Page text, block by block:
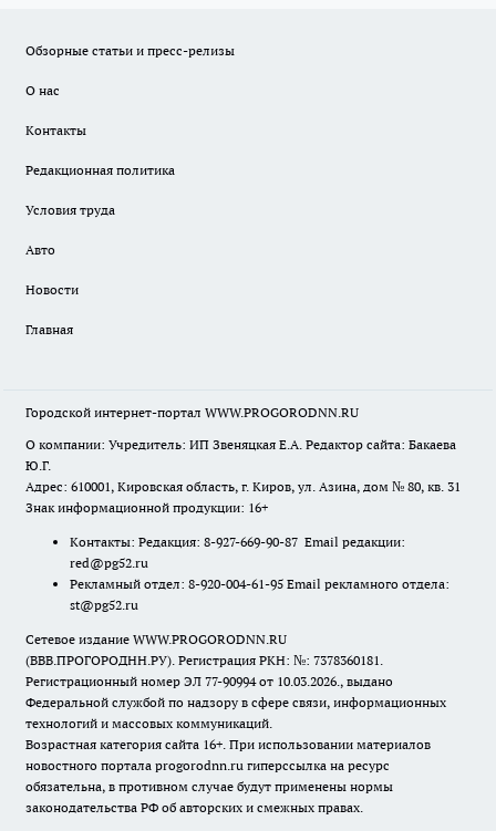
Обзорные статьи и пресс-релизы
О нас
Контакты
Редакционная политика
Условия труда
Авто
Новости
Главная
Городской интернет-портал WWW.PROGORODNN.RU
О компании: Учредитель: ИП Звеняцкая Е.А. Редактор сайта: Бакаева
Ю.Г.
Адрес: 610001, Кировская область, г. Киров, ул. Азина, дом № 80, кв. 31
Знак информационной продукции: 16+
Контакты: Редакция: 8-927-669-90-87 Email редакции:
red@pg52.ru
Рекламный отдел: 8-920-004-61-95 Email рекламного отдела:
st@pg52.ru
Сетевое издание WWW.PROGORODNN.RU
(ВВВ.ПРОГОРОДНН.РУ). Регистрация РКН: №: 7378360181.
Регистрационный номер ЭЛ 77-90994 от 10.03.2026., выдано
Федеральной службой по надзору в сфере связи, информационных
технологий и массовых коммуникаций.
Возрастная категория сайта 16+. При использовании материалов
новостного портала progorodnn.ru гиперссылка на ресурс
обязательна, в противном случае будут применены нормы
законодательства РФ об авторских и смежных правах.